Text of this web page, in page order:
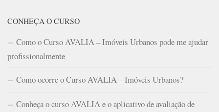
CONHEÇA O CURSO
Como o Curso AVALIA – Imóveis Urbanos pode me ajudar
profissionalmente
Como ocorre o Curso AVALIA – Imóveis Urbanos?
Conheça o curso AVALIA e o aplicativo de avaliação de